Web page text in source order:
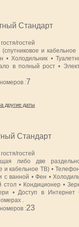
Стандарт
гостя/гостей
(спутниковое и
• Холодильник •
в полный рост •
:7
другие даты
Стандарт
гостя/гостей
либо две
и кабельное ТВ) •
ванной • Фен •
стол • Кондиционер •
• Доступ в Интернет
.
:23